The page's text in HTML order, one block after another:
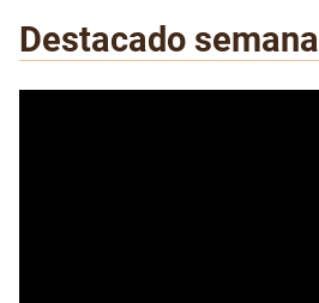
Destacado semanal